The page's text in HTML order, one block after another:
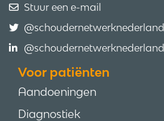
Stuur een e-mail
@schoudernetwerknederland
@schoudernetwerknederland
Voor patiënten
Aandoeningen
Diagnostiek